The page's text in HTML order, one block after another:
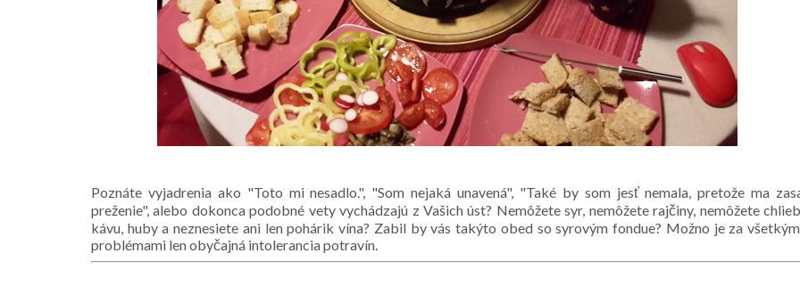
Poznáte vyjadrenia ako "Toto mi nesadlo.", "Som nejaká unavená", "Také by som jesť nemala, pretože ma
preženie", alebo dokonca podobné vety vychádzajú z Vašich úst? Nemôžete syr, nemôžete rajčiny, nemôžete
kávu, huby a neznesiete ani len pohárik vína? Zabil by vás takýto obed so syrovým fondue? Možno je za
problémami len obyčajná intolerancia potravín.